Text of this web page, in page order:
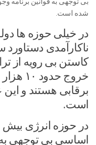
شده است.
در خیلی حوزه ها
ناکارآمدی
کاستن بی رویه از
خروج
برقابی هستند و این
است‌.
اساسی بی توجهی به